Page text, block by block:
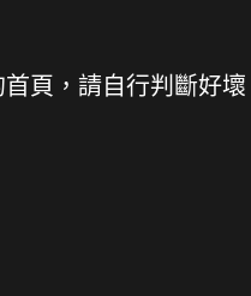
頁，請自行判斷好